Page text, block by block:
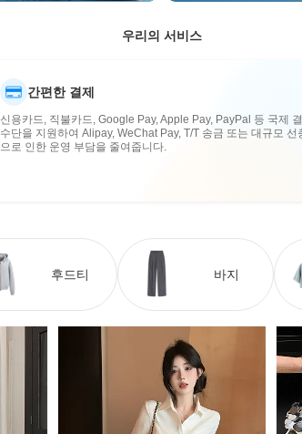
낮춥니다.
우리의 서비스
간편한 결제
신용카드, 직불카드, Google Pay, Apple Pay, PayPal 등 국제 결
수단을 지원하여 Alipay, WeChat Pay, T/T 송금 또는 대규모 선
으로 인한 운영 부담을 줄여줍니다.
후드티 바지